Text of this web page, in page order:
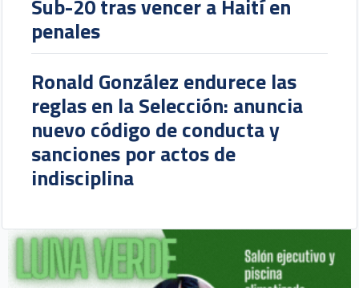
Sub-20 tras vencer a Haití en
penales
Ronald González endurece las
reglas en la Selección: anuncia
nuevo código de conducta y
sanciones por actos de
indisciplina